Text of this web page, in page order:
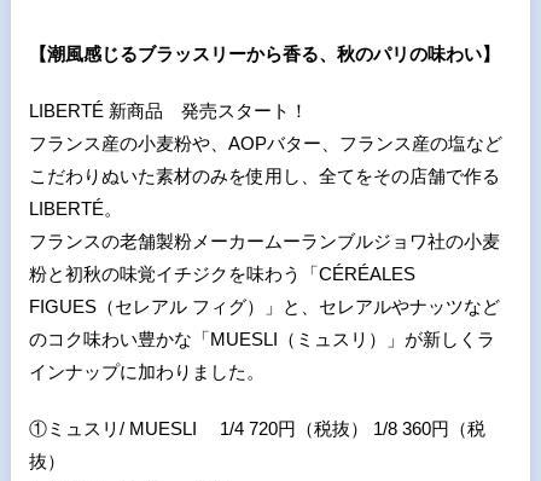
【潮風感じるブラッスリーから香る、秋のパリの味わい】
LIBERTÉ 新商品 発売スタート！
フランス産の小麦粉や、AOPバター、フランス産の塩など
こだわりぬいた素材のみを使用し、全てをその店舗で作る
LIBERTÉ。
フランスの老舗製粉メーカームーランブルジョワ社の小麦
粉と初秋の味覚イチジクを味わう「CÉRÉALES
FIGUES（セレアル フィグ）」と、セレアルやナッツなど
のコク味わい豊かな「MUESLI（ミュスリ）」が新しくラ
インナップに加わりました。
①ミュスリ/ MUESLI 1/4 720円（税抜） 1/8 360円（税
抜）